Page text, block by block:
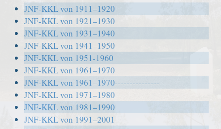
JNF-KKL von 1911–1920
JNF-KKL von 1921–1930
JNF-KKL von 1931–1940
JNF-KKL von 1941–1950
JNF-KKL von 1951-1960
JNF-KKL von 1961–1970
JNF-KKL von 1961–1970---------------
JNF-KKL von 1971–1980
JNF-KKL von 1981–1990
JNF-KKL von 1991–2001